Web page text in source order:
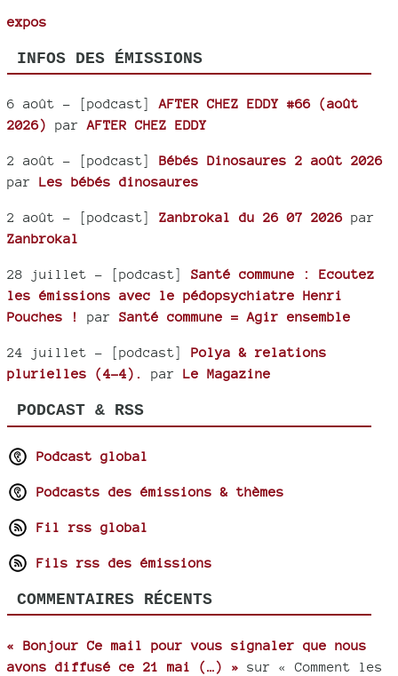
expos
INFOS DES ÉMISSIONS
6 août - [podcast] AFTER CHEZ EDDY #66 (août
2026)
par AFTER CHEZ EDDY
2 août - [podcast] Bébés Dinosaures 2 août 2026
par Les bébés dinosaures
2 août - [podcast] Zanbrokal du 26 07 2026 par
Zanbrokal
28 juillet - [podcast] Santé commune : Ecoutez
les émissions avec le pédopsychiatre Henri
Pouches !
par Santé commune = Agir ensemble
24 juillet - [podcast] Polya & relations
plurielles (4-4).
par Le Magazine
PODCAST & RSS
Podcast global
Podcasts des émissions & thèmes
Fil rss global
Fils rss des émissions
COMMENTAIRES RÉCENTS
« Bonjour Ce mail pour vous signaler que nous
avons diffusé ce 21 mai (…) » sur « Comment les